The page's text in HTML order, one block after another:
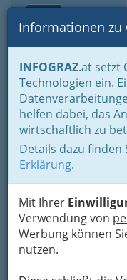
Informationen zu
INFOGRAZ.at setzt
Technologien ein.
helfen dabei, das
wirtschaftlich zu
Details dazu finden
Erklärung.
Mit Ihrer
Verwendung von
Werbung können
nutzen.
Home Branchen
Unternehmen, die
Optikhaus
Nina
Mariatroster Straße
+43 316 323 710
+43 316 323 705
Ing. Nina